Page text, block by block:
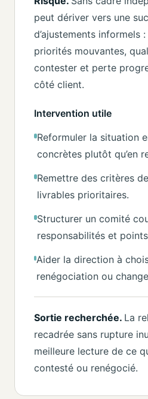
peut dériver vers une
d’ajustements informels
priorités mouvantes,
contester et perte
côté client.
Intervention utile
Reformuler la situation
concrètes plutôt qu’en
Remettre des critères
livrables prioritaires.
Structurer un comité
responsabilités et
Aider la direction à
renégociation ou
Sortie recherchée. La
recadrée sans rupture
meilleure lecture de ce
contesté ou renégocié.